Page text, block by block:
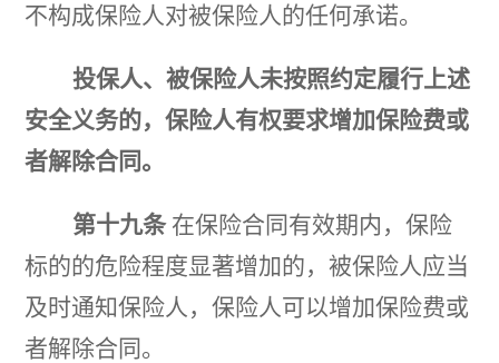
不构成保险人对被保险人的任何承诺。
投保人、被保险人未按照约定履行上述
安全义务的，保险人有权要求增加保险费或
者解除合同。
第十九条 在保险合同有效期内，保险
标的的危险程度显著增加的，被保险人应当
及时通知保险人，保险人可以增加保险费或
者解除合同。